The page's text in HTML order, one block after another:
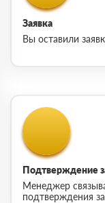
Заявка
Вы оставили
Подтверждение
Менеджер
подтверждения